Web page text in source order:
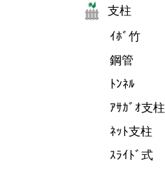
支柱
ｲﾎﾞ竹
鋼管
ﾄﾝﾈﾙ
ｱｻｶﾞｵ支柱
ﾈｯﾄ支柱
ｽﾗｲﾄﾞ式